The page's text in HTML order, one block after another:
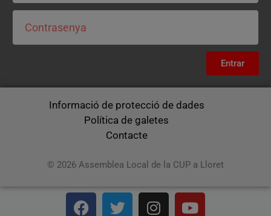
Entrar
Informació de protecció de dades
Política de galetes
Contacte
© 2026 Assemblea Local de la CUP a Lloret